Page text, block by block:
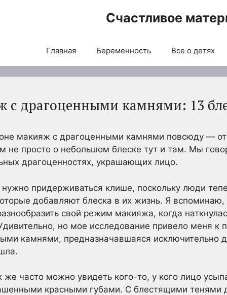
Счастливое
Главная Беременность Все о детях
с драгоценными камнями: 13
макияж с драгоценными камнями повсюду —
не просто о небольшом блеске тут и там. Мы
драгоценностях, украшающих лицо.
придерживаться клише, поскольку люди
добавляют блеска в их жизнь. Я вспоминаю,
свой режим макияжа, когда
но мое исследование привело меня к
камнями, предназначавшаяся исключительно
же часто можно увидеть кого-то, у кого лицо
красными губами. С блестящими тенями